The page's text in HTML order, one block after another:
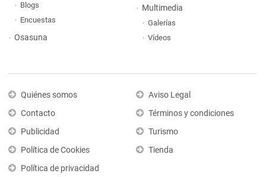
Blogs
Encuestas
Osasuna
Multimedia
Galerías
Vídeos
Quiénes somos
Contacto
Publicidad
Política de Cookies
Política de privacidad
Aviso Legal
Términos y condiciones
Turismo
Tienda